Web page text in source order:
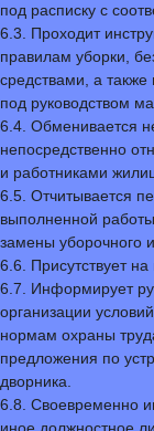
под расписку с
6.3. Проходит
правилам уборки,
средствами, а
под руководством
6.4. Обменивается
непосредственно
и работниками
6.5. Отчитывается
выполненной
замены уборочного
6.6. Присутствует
6.7. Информирует
организации
нормам охраны
предложения по
дворника.
6.8. Своевременно